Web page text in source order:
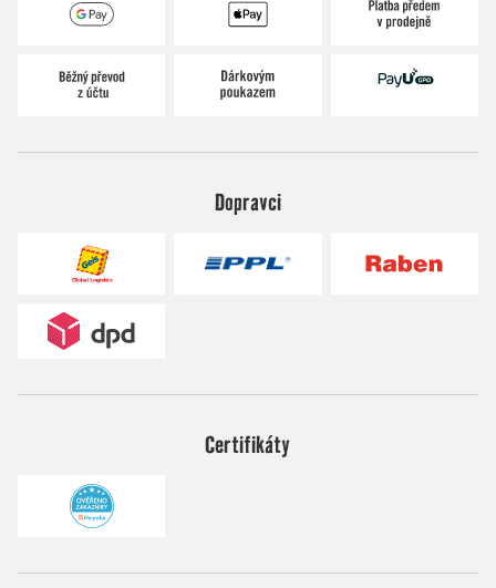
Dopravci
Certifikáty